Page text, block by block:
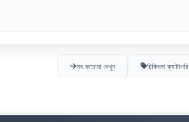
সব ফতোয়া দেখুন চিকিৎসা ক্যাটাগরি